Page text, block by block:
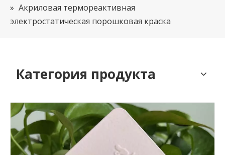
» Акриловая термореактивная
электростатическая порошковая краска
Категория продукта